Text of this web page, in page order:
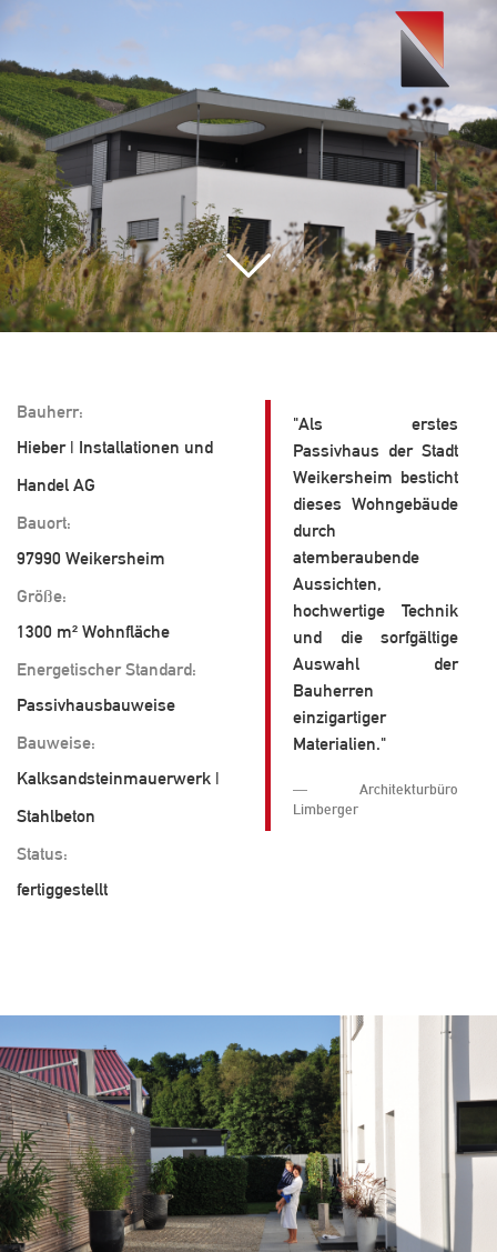
Toggle
Bauherr:
Hieber | Installationen und
Handel AG
Bauort:
97990 Weikersheim
Größe:
1300 m² Wohnfläche
Energetischer Standard:
Passivhausbauweise
Bauweise:
Kalksandsteinmauerwerk |
Stahlbeton
Status:
fertiggestellt
"Als erstes
Passivhaus der Stadt
Weikersheim besticht
dieses Wohngebäude
durch
atemberaubende
Aussichten,
hochwertige Technik
und die sorfgältige
Auswahl der
Bauherren
einzigartiger
Materialien."
Architekturbüro
Limberger